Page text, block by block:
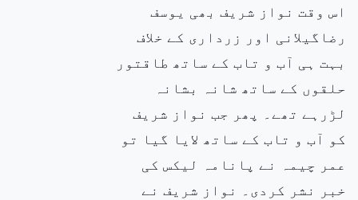
اس وقت نواز شریف بھی یوسف
رضاگیلانی اور زرداری کے خلاف
بہت ہی آب و تاب کے ساتھ طاقتور
حلقوں کے ساتھ شانہ بشانہ
لڑرہے تھے۔ پھر جب نواز شریف
کو آب و تاب کے ساتھ لایا گیا تو
عمر چیمہ نے پانامہ لیکس کی
خبر نشر کردی۔ نواز شریف نے